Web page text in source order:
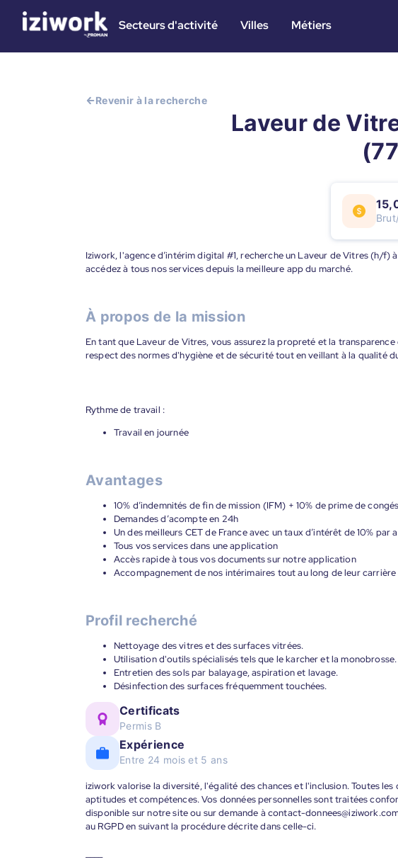
Secteurs d'activité Villes Métiers
Revenir à la recherche
Laveur de
Iziwork, l'agence d’intérim digital #1, recherche un Laveur de Vitres (h/f)
accédez à tous nos services depuis la meilleure app du marché.
À propos de la mission
En tant que Laveur de Vitres, vous assurez la propreté et la
respect des normes d'hygiène et de sécurité tout en veillant à la qualité
Rythme de travail :
Travail en journée
Avantages
10% d’indemnités de fin de mission (IFM) + 10% de prime de
Demandes d’acompte en 24h
Un des meilleurs CET de France avec un taux d’intérêt de 10% par
Tous vos services dans une application
Accès rapide à tous vos documents sur notre application
Accompagnement de nos intérimaires tout au long de leur
Profil recherché
Nettoyage des vitres et des surfaces vitrées.
Utilisation d'outils spécialisés tels que le karcher et la monobrosse.
Entretien des sols par balayage, aspiration et lavage.
Désinfection des surfaces fréquemment touchées.
Certificats
Permis B
Expérience
Entre 24 mois et 5 ans
iziwork valorise la diversité, l'égalité des chances et l'inclusion. Toutes
aptitudes et compétences. Vos données personnelles sont traitées
disponible sur notre site ou sur demande à contact-
au RGPD en suivant la procédure décrite dans celle-ci.